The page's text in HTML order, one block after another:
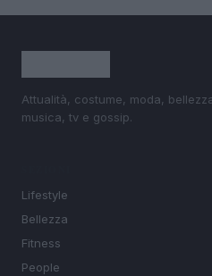
Attualità, costume, moda,
musica, tv e gossip.
Lifestyle
Bellezza
Fitness
People